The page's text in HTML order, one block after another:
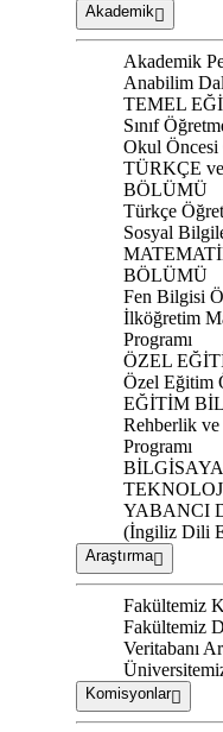
Akademik
Akademik
Anabilim
TEMEL
Sınıf
Okul Öncesi
TÜRKÇE
BÖLÜMÜ
Türkçe
Sosyal
BÖLÜMÜ
Fen Bilgisi
İlköğretim
Programı
ÖZEL
Özel Eğitim
EĞİTİM
Rehberlik ve
Programı
YABANCI
(İngiliz Dili
Araştırma
Fakültemiz
Fakültemiz
Veritabanı
Komisyonlar